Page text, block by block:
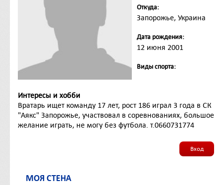
Откуда:
Запорожье, Украина
Дата рождения:
12 июня 2001
Виды спорта:
Интересы и хобби
Вратарь ищет команду 17 лет, рост 186 играл 3 года в СК
"Аякс" Запорожье, участвовал в соревнованиях, большое
желание играть, не могу без футбола. т.0660731774
Вход
МОЯ СТЕНА